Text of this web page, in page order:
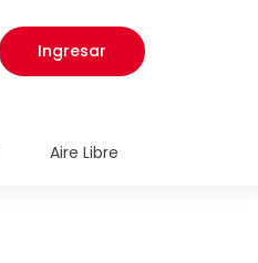
Ingresar
Aire Libre